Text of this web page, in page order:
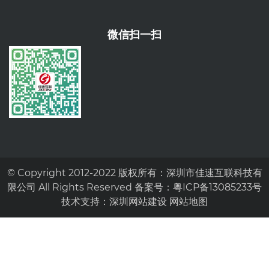
微信扫一扫
© Copyright 2012-2022 版权所有：深圳市佳速互联科技有
限公司 All Rights Reserved 备案号： 粤ICP备13085233号
技术支持： 深圳网站建设 网站地图